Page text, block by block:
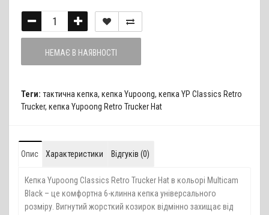
НЕМАЄ В НАЯВНОСТІ
Теги: тактична кепка, кепка Yupoong, кепка YP Classics Retro
Trucker, кепка Yupoong Retro Trucker Hat
Опис Характеристики Відгуків (0)
Кепка Yupoong Classics Retro Trucker Hat в кольорі Multicam
Black – це комфортна 6-клинна кепка універсального
розміру. Вигнутий жорсткий козирок відмінно захищає від